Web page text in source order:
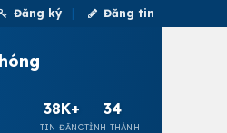
Đăng ký Đăng tin
38K+
TIN ĐĂNG
34
TỈNH THÀNH